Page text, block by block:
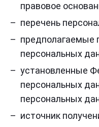
правовое
перечень
предполагаемые
персональных
установленные
персональных
персональных
источник